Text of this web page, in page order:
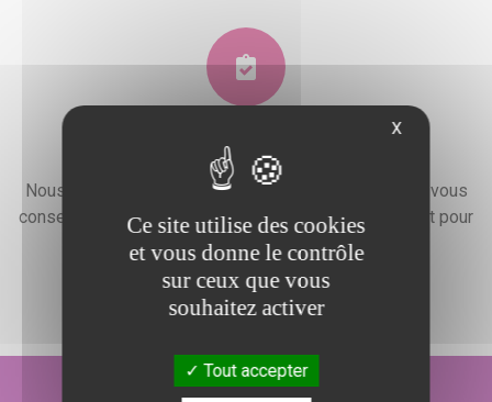
Devis gratuit
Nous faisons preuve d'une grande disponibilité pour vous
conseiller, vous renseigner et élaborer un devis gratuit pour
l'organisation de votre événement.
X
Ce site utilise des cookies
et vous donne le contrôle
sur ceux que vous
souhaitez activer
Tout accepter